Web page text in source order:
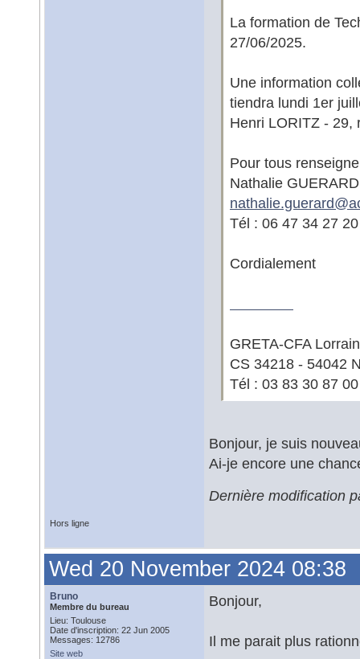
La formation de
27/06/2025.
Une information
tiendra lundi 1er
Henri LORITZ - 29,
Pour tous
Nathalie
nathalie.guerard@
Tél : 06 47 34 27 20
Cordialement
GRETA-CFA
CS 34218 - 54042
Tél : 03 83 30 87 00
Bonjour, je suis
Ai-je encore une
Dernière modification
Hors ligne
Wed 20 November 2024 08:38
Bruno
Membre du bureau
Lieu: Toulouse
Date d'inscription: 22 Jun 2005
Messages: 12786
Site web
Bonjour,
Il me parait plus